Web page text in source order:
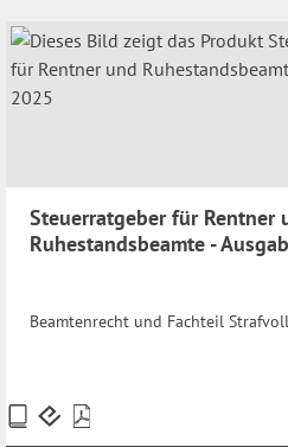
Steuerratgeber für Rentner
Ruhestandsbeamte -
Beamtenrecht und Fachteil
Preise
inkl.